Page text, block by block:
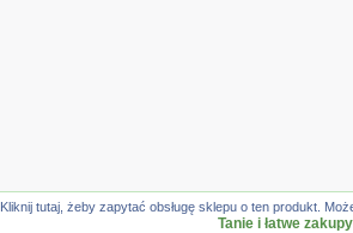
Kliknij tutaj, żeby zapytać obsługę sklepu o ten produkt.
Tanie i łatwe